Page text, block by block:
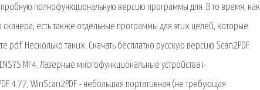
полнофункциональную версию программы для. В то время, как
есть также отдельные программы для этих целей, которые
Несколько таких. Скачать бесплатно русскую версию Scan2PDF.
MF4. Лазерные многофункциональные устройства i-
4.77, WinScan2PDF - небольшая портативная (не требующая